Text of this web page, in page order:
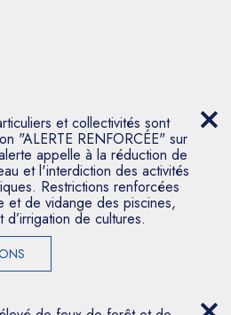
et collectivités sont
"ALERTE RENFORCÉE" sur
appelle à la réduction de
et l'interdiction des activités
Restrictions renforcées
et de vidange des piscines,
de cultures.